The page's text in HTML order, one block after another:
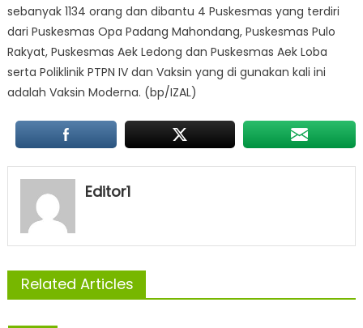
sebanyak 1134 orang dan dibantu 4 Puskesmas yang terdiri
dari Puskesmas Opa Padang Mahondang, Puskesmas Pulo
Rakyat, Puskesmas Aek Ledong dan Puskesmas Aek Loba
serta Poliklinik PTPN IV dan Vaksin yang di gunakan kali ini
adalah Vaksin Moderna. (bp/IZAL)
Editor1
Related Articles